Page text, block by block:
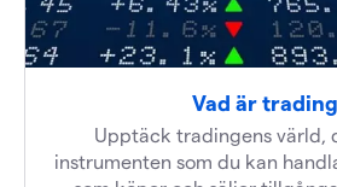
Vad är
Upptäck tradingens värld,
instrumenten som du kan